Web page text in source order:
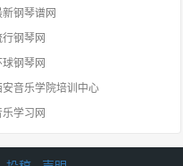
新钢琴谱网
行钢琴网
球钢琴网
安音乐学院培训中心
乐学习网